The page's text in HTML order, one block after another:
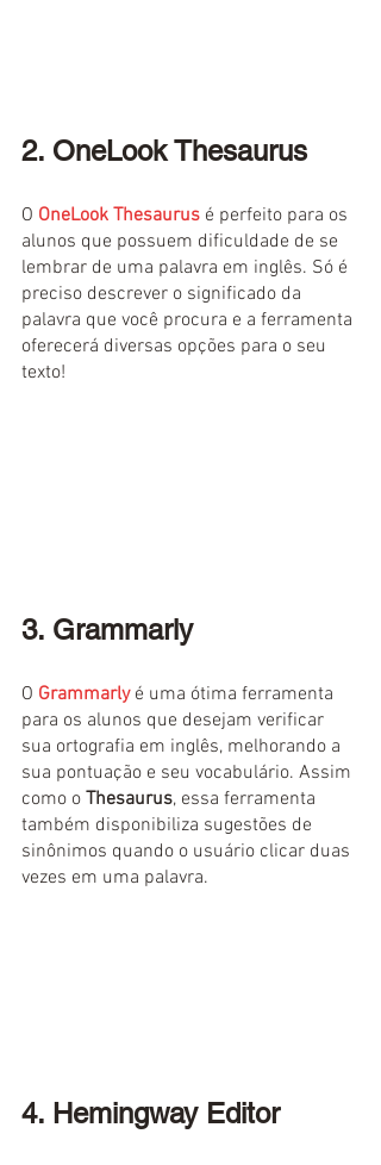
2. OneLook Thesaurus
O OneLook Thesaurus é perfeito para os
alunos que possuem dificuldade de se
lembrar de uma palavra em inglês. Só é
preciso descrever o significado da
palavra que você procura e a ferramenta
oferecerá diversas opções para o seu
texto!
3. Grammarly
O Grammarly é uma ótima ferramenta
para os alunos que desejam verificar
sua ortografia em inglês, melhorando a
sua pontuação e seu vocabulário. Assim
como o Thesaurus, essa ferramenta
também disponibiliza sugestões de
sinônimos quando o usuário clicar duas
vezes em uma palavra.
4. Hemingway Editor